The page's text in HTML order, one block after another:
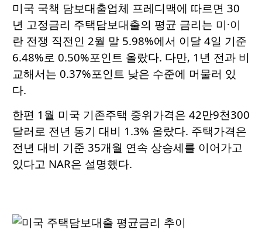
미국 국책 담보대출업체 프레디맥에 따르면 30
년 고정금리 주택담보대출의 평균 금리는 미·이
란 전쟁 직전인 2월 말 5.98%에서 이달 4일 기준
6.48%로 0.50%포인트 올랐다. 다만, 1년 전과 비
교해서는 0.37%포인트 낮은 수준에 머물러 있
다.
한편 1월 미국 기존주택 중위가격은 42만9천300
달러로 전년 동기 대비 1.3% 올랐다. 주택가격은
전년 대비 기준 35개월 연속 상승세를 이어가고
있다고 NAR은 설명했다.